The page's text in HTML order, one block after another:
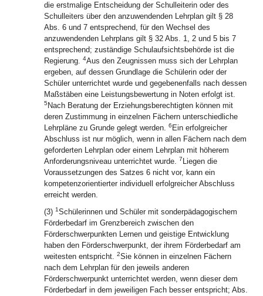
die erstmalige Entscheidung der Schulleiterin oder des
Schulleiters über den anzuwendenden Lehrplan gilt § 28
Abs. 6 und 7 entsprechend, für den Wechsel des
anzuwendenden Lehrplans gilt § 32 Abs. 1, 2 und 5 bis 7
entsprechend; zuständige Schulaufsichtsbehörde ist die
Regierung. 4Aus den Zeugnissen muss sich der Lehrplan
ergeben, auf dessen Grundlage die Schülerin oder der
Schüler unterrichtet wurde und gegebenenfalls nach dessen
Maßstäben eine Leistungsbewertung in Noten erfolgt ist.
5 Nach Beratung der Erziehungsberechtigten können mit
deren Zustimmung in einzelnen Fächern unterschiedliche
Lehrpläne zu Grunde gelegt werden. 6 Ein erfolgreicher
Abschluss ist nur möglich, wenn in allen Fächern nach dem
geforderten Lehrplan oder einem Lehrplan mit höherem
Anforderungsniveau unterrichtet wurde. 7 Liegen die
Voraussetzungen des Satzes 6 nicht vor, kann ein
kompetenzorientierter individuell erfolgreicher Abschluss
erreicht werden.
(3) 1Schülerinnen und Schüler mit sonderpädagogischem
Förderbedarf im Grenzbereich zwischen den
Förderschwerpunkten Lernen und geistige Entwicklung
haben den Förderschwerpunkt, der ihrem Förderbedarf am
weitesten entspricht. 2Sie können in einzelnen Fächern
nach dem Lehrplan für den jeweils anderen
Förderschwerpunkt unterrichtet werden, wenn dieser dem
Förderbedarf in dem jeweiligen Fach besser entspricht; Abs.